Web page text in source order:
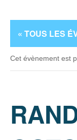
« TOUS LES
Cet évènement est